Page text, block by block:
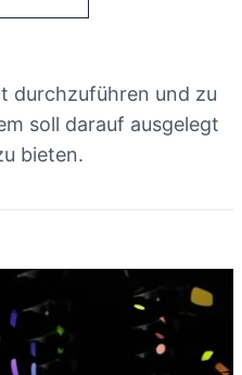
durchzuführen und zu
soll darauf ausgelegt
bieten.